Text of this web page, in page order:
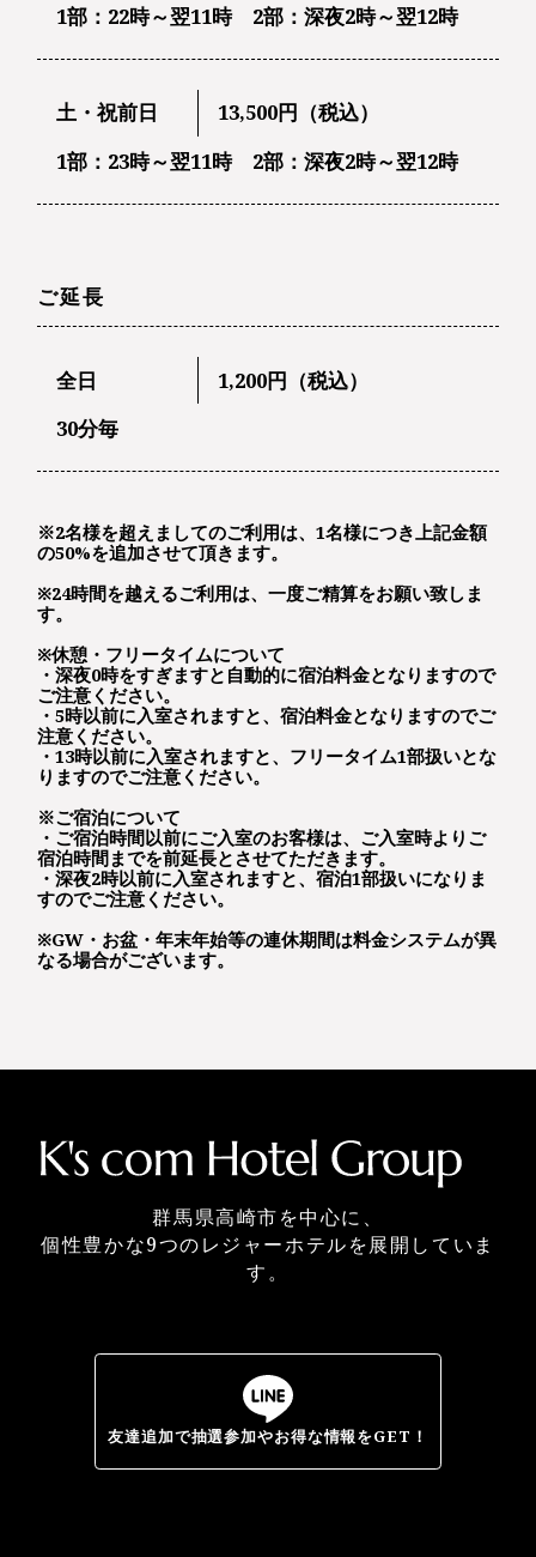
1部：22時～翌11時 2部：深夜2時～翌12時
土・祝前日
13,500円（税込）
1部：23時～翌11時 2部：深夜2時～翌12時
ご延長
全日
1,200円（税込）
30分毎
※2名様を超えましてのご利用は、1名様につき上記金額
の50%を追加させて頂きます。
※24時間を越えるご利用は、一度ご精算をお願い致しま
す。
※休憩・フリータイムについて
・深夜0時をすぎますと自動的に宿泊料金となりますので
ご注意ください。
・5時以前に入室されますと、宿泊料金となりますのでご
注意ください。
・13時以前に入室されますと、フリータイム1部扱いとな
りますのでご注意ください。
※ご宿泊について
・ご宿泊時間以前にご入室のお客様は、ご入室時よりご
宿泊時間までを前延長とさせてただきます。
・深夜2時以前に入室されますと、宿泊1部扱いになりま
すのでご注意ください。
※GW・お盆・年末年始等の連休期間は料金システムが異
なる場合がございます。
群馬県高崎市を中心に、
個性豊かな9つのレジャーホテルを展開していま
す。
友達追加で抽選参加やお得な情報をGET！